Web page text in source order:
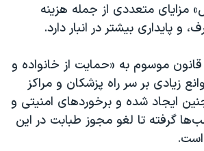
مزایای متعددی از جمله هزینه
پایداری بیشتر در انبار دار‌د.
قانون موسوم به «حمایت از خانواده و
زیادی بر سر راه پزشکان و مراکز
ایجاد شده و برخوردهای امنیتی و
گرفته تا لغو مجوز طبابت در این